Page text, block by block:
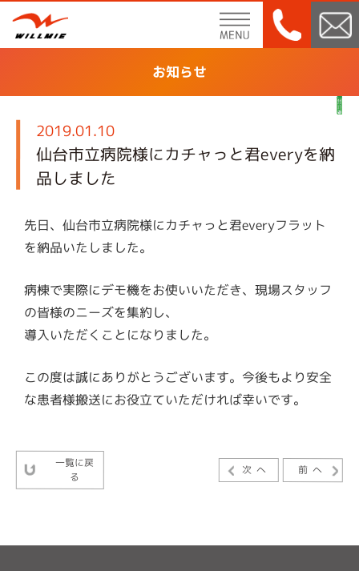
menu
お知らせ
2019.01.10
仙台市立病院様にカチャっと君everyを納
品しました
先日、仙台市立病院様にカチャっと君everyフラット
を納品いたしました。
病棟で実際にデモ機をお使いいただき、現場スタッフ
の皆様のニーズを集約し、
導入いただくことになりました。
この度は誠にありがとうございます。今後もより安全
な患者様搬送にお役立ていただければ幸いです。
一覧に戻
る
次へ 前へ